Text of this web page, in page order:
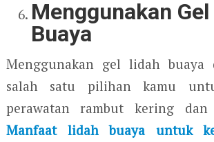
Menggunakan
Buaya
Menggunakan gel lidah buaya
salah satu pilihan kamu
perawatan rambut kering dan
Manfaat lidah buaya untuk